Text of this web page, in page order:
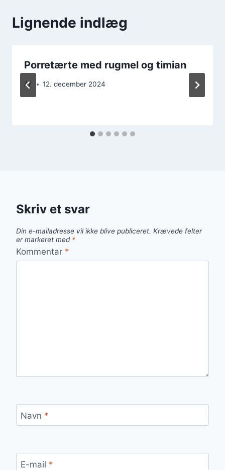
Lignende indlæg
Porretærte med rugmel og timian
Af 12. december 2024
Skriv et svar
Din e-mailadresse vil ikke blive publiceret. Krævede felter
er markeret med *
Kommentar *
Navn *
E-mail *